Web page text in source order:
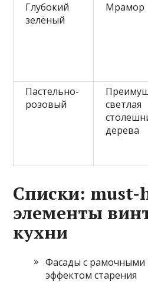
Глубокий
зелёный
Мрамор
Пастельно-
розовый
светлая
дерева
Списки: must-
элементы
кухни
Фасады с рамочными
эффектом старения